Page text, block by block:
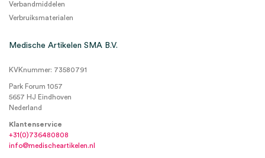
Verbandmiddelen
Verbruiksmaterialen
Medische Artikelen SMA B.V.
KVKnummer: 73580791
Park Forum 1057
5657 HJ Eindhoven
Nederland
Klantenservice
+31(0)736480808
info@medischeartikelen.nl